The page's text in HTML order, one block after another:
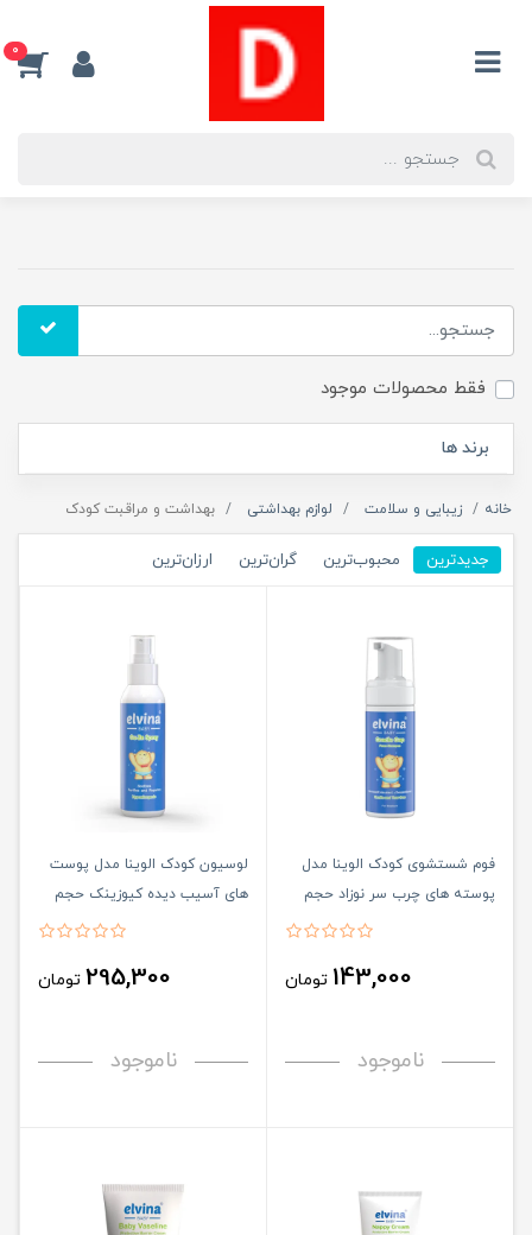
0
فقط محصولات موجود
برند ها
خانه زیبایی و سلامت لوازم بهداشتی بهداشت و مراقبت کودک
جدیدترین محبوب‌ترین گران‌ترین ارزان‌ترین
فوم شستشوی کودک الوینا مدل
پوسته های چرب سر نوزاد حجم
143,000 تومان
ناموجود
لوسیون کودک الوینا مدل پوست
های آسیب دیده کیوزینک حجم
295,300 تومان
ناموجود